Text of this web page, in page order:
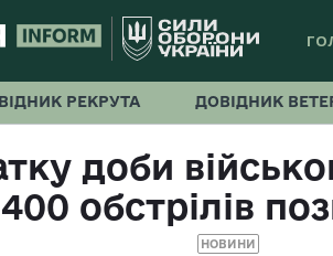
РЕКРУТА ДОВІДНИК
доби
обстрілів
НОВИНИ